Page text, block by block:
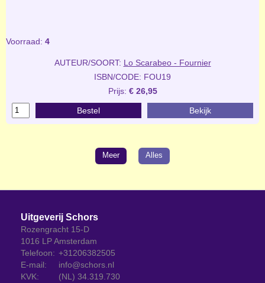
Voorraad: 4
AUTEUR/SOORT: Lo Scarabeo - Fournier
ISBN/CODE: FOU19
Prijs: € 26,95
Bestel Bekijk
Meer Alles
Uitgeverij Schors
Rozengracht 15-D
1016 LP Amsterdam
Telefoon: +31206382505
E-mail:
info@schors.nl
KVK:
(NL) 34.319.730